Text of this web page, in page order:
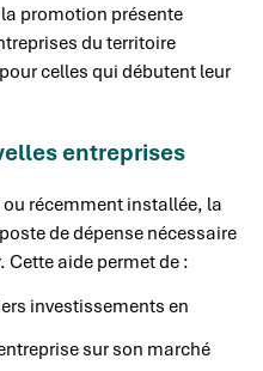
promotion présente
du territoire
celles qui débutent leur
entreprises
récemment installée, la
de dépense nécessaire
aide permet de :
investissements en
sur son marché